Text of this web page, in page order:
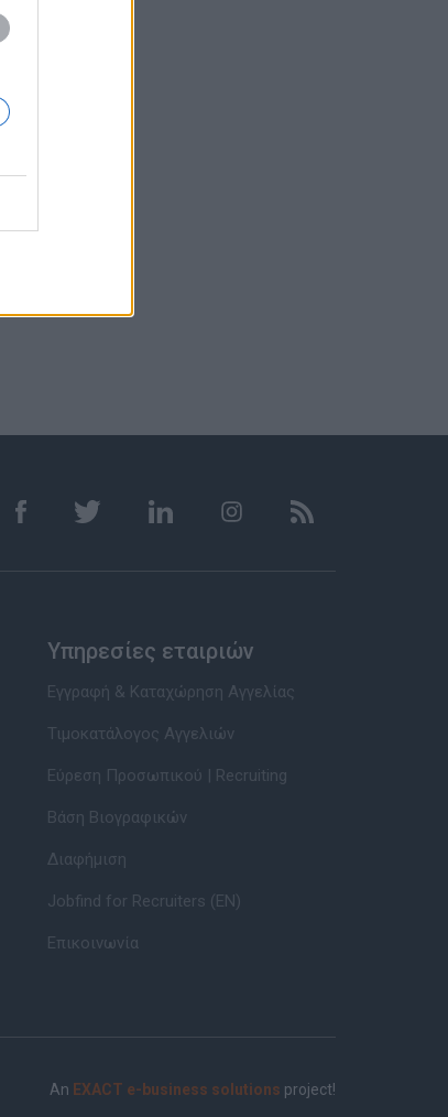
Υπηρεσίες εταιριών
Εγγραφή & Καταχώρηση Αγγελίας
Τιμοκατάλογος Αγγελιών
Εύρεση Προσωπικού | Recruiting
Βάση Βιογραφικών
Διαφήμιση
Jobfind for Recruiters (EN)
Επικοινωνία
An EXACT e-business solutions project!